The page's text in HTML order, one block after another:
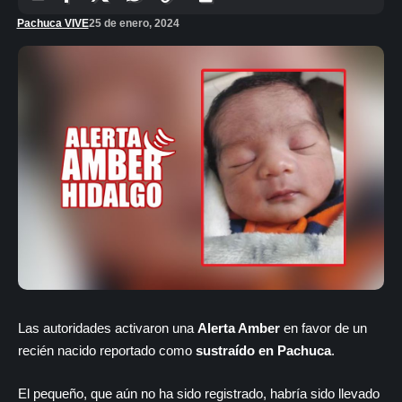
Pachuca VIVE25 de enero, 2024
Las autoridades activaron unaAlerta Amber en favor de un
recién nacido reportado como sustraído en Pachuca.
El pequeño, que aún no ha sido registrado, habría sido llevado